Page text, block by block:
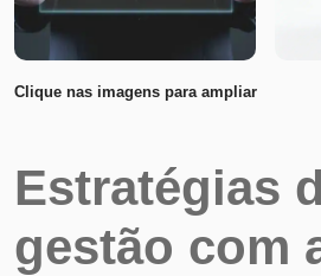
Clique nas imagens para ampliar
Estratégias
gestão com